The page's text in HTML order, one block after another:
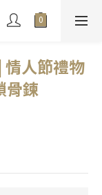
人節禮物
骨鍊